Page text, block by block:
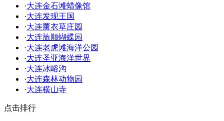
·大连金石滩蜡像馆
·大连发现王国
·大连薰衣草庄园
·大连旅顺蝴蝶园
·大连老虎滩海洋公园
·大连圣亚海洋世界
·大连冰峪沟
·大连森林动物园
·大连横山寺
点击排行